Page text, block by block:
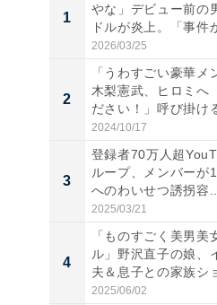
1
やな」デビュー前の
ドルが炎上。「事件
も...
2026/03/25
2
「うわすごい豪華メ
木梨憲武、ヒロミへ
ださい！」呼び掛け
S...
2024/10/17
3
登録者70万人超
ループ、メンバーが
へのわいせつ誘拐容...
2025/03/21
4
「ものすごく美男美
ル」野沢直子の娘、
夫＆息子との家族シ
...
2025/06/02